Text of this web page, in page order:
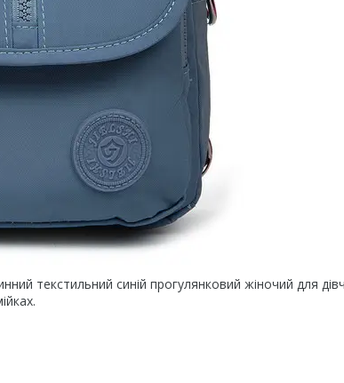
текстильний синій прогулянковий жіночий для